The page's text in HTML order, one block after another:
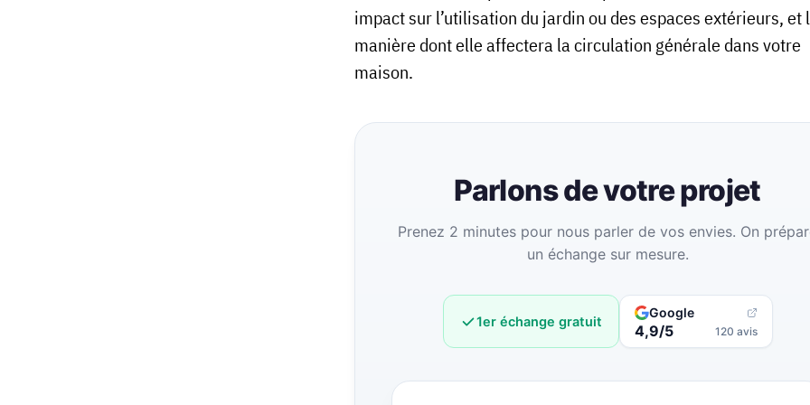
impact sur l’utilisation du jardin ou des espaces extérieurs, et
manière dont elle affectera la circulation générale dans votre
maison.
Parlons de votre projet
Prenez 2 minutes pour nous parler de vos envies. On
un échange sur mesure.
1er échange gratuit
Google
4,9/5 120 avis